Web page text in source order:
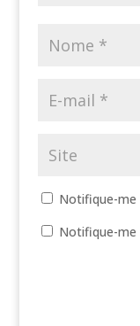
Notifique-me
Notifique-me